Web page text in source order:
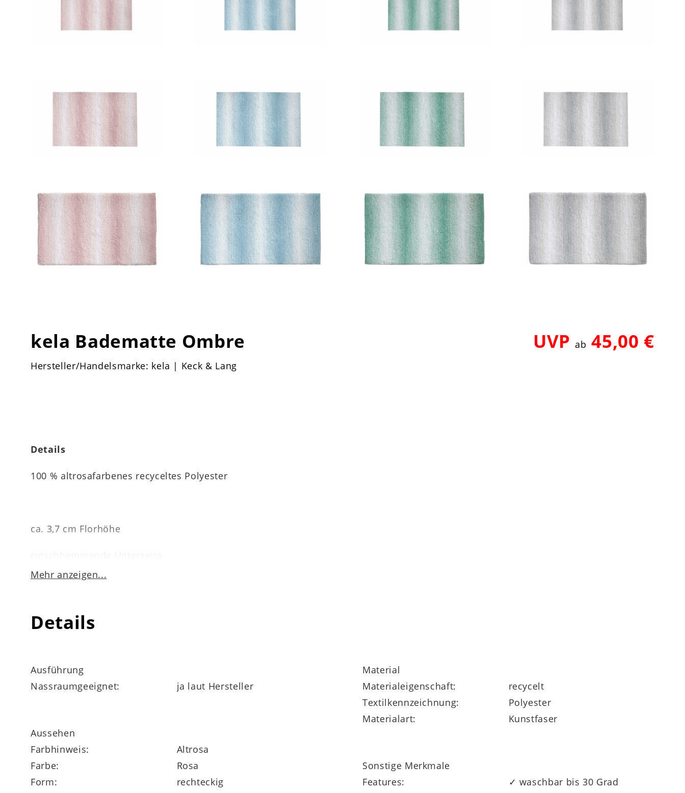
kela Badematte Ombre UVPab 45,00 €
Hersteller/Handelsmarke: kela | Keck & Lang
Details
100 % altrosafarbenes recyceltes Polyester
ca. 3,7 cm Florhöhe
fußbodenheizunggeeignet
Maßeca. 65 x 3,7 x 55 cm (LxHxB)
in verschiedenen Farben und Größen bestellbar
Mehr anzeigen...
Details
Ausführung
Nassraumgeeignet:
ja laut Hersteller
Aussehen
Farbhinweis:
Altrosa
Farbe:
Rosa
Form:
rechteckig
Material
Materialeigenschaft:
recycelt
Textilkennzeichnung:
Polyester
Materialart:
Kunstfaser
Sonstige Merkmale
Features:
✓ waschbar bis 30 Grad